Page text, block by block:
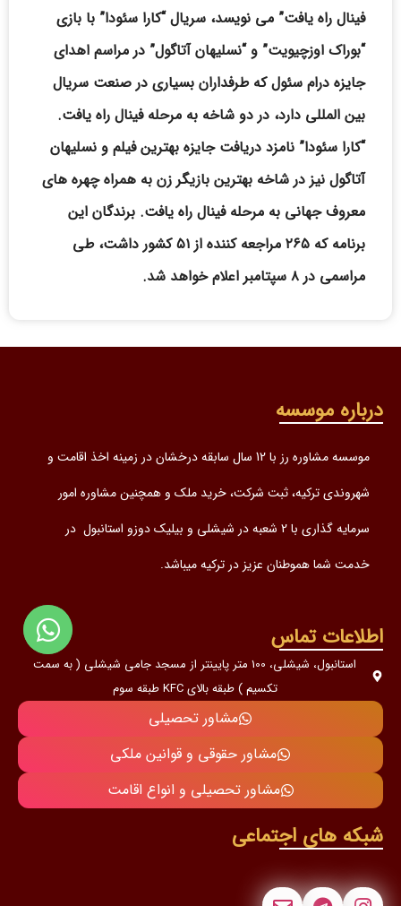
فینال راه یافت” می نویسد، سریال “کارا سئودا” با بازی
“بوراک اوزچیویت” و “نسلیهان آتاگول” در مراسم اهدای
جایزه درام سئول که طرفداران بسیاری در صنعت سریال
بین المللی دارد، در دو شاخه به مرحله فینال راه یافت.
“کارا سئودا” نامزد دریافت جایزه بهترین فیلم و نسلیهان
آتاگول نیز در شاخه بهترین بازیگر زن به همراه چهره های
معروف جهانی به مرحله فینال راه یافت. برندگان این
برنامه که ۲۶۵ مراجعه کننده از ۵۱ کشور داشت، طی
مراسمی در ۸ سپتامبر اعلام خواهد شد.
درباره موسسه
موسسه مشاوره رز با 12 سال سابقه درخشان در زمینه اخذ اقامت و
شهروندی ترکیه، ثبت شرکت، خرید ملک و همچنین مشاوره امور
سرمایه گذاری با 2 شعبه در شیشلی و بیلیک دوزو استانبول در
خدمت شما هموطنان عزیز در ترکیه میباشد.
اطلاعات تماس
استانبول، شیشلی، 100 متر پایینتر از مسجد جامی شیشلی ( به سمت
تکسیم ) طبقه بالای KFC طبقه سوم
مشاور تحصیلی
مشاور حقوقی و قوانین ملکی
مشاور تحصیلی و انواع اقامت
شبکه های اجتماعی